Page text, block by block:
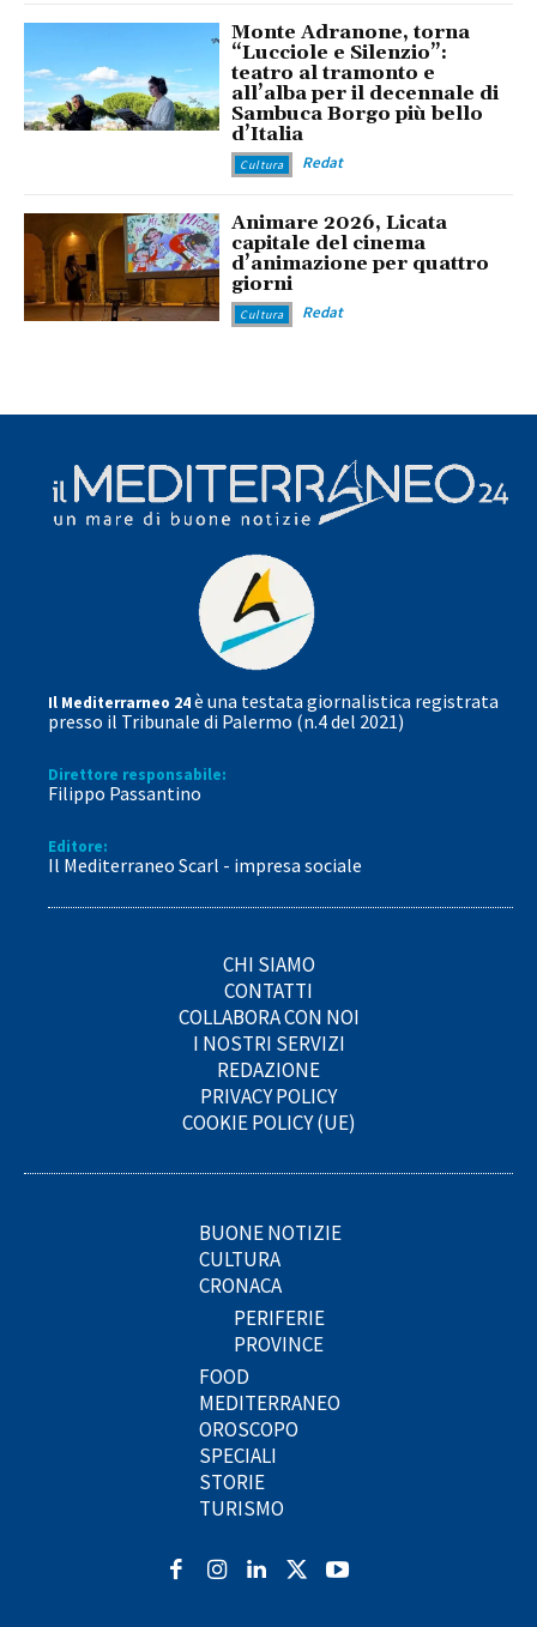
Monte Adranone, torna
“Lucciole e Silenzio”:
teatro al tramonto e
all’alba per il decennale di
Sambuca Borgo più bello
d’Italia
Cultura Redat
Animare 2026, Licata
capitale del cinema
d’animazione per quattro
giorni
Cultura Redat
Il Mediterrarneo 24è una testata giornalistica registrata
presso il Tribunale di Palermo (n.4 del 2021)
Direttore responsabile:
Filippo Passantino
Editore:
Il Mediterraneo Scarl - impresa sociale
CHI SIAMO
CONTATTI
COLLABORA CON NOI
I NOSTRI SERVIZI
REDAZIONE
PRIVACY POLICY
COOKIE POLICY (UE)
BUONE NOTIZIE
CULTURA
CRONACA
PERIFERIE
PROVINCE
FOOD
MEDITERRANEO
OROSCOPO
SPECIALI
STORIE
TURISMO